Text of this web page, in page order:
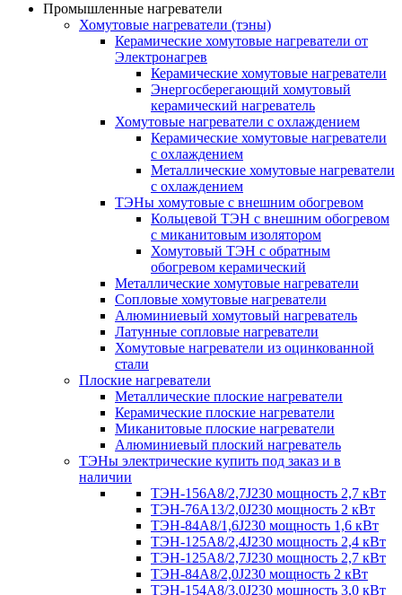
Промышленные нагреватели
Хомутовые нагреватели (тэны)
Керамические хомутовые нагреватели от
Электронагрев
Керамические хомутовые нагреватели
Энергосберегающий хомутовый
керамический нагреватель
Хомутовые нагреватели с охлаждением
Керамические хомутовые нагреватели
с охлаждением
Металлические хомутовые нагреватели
с охлаждением
ТЭНы хомутовые с внешним обогревом
Кольцевой ТЭН с внешним обогревом
с миканитовым изолятором
Хомутовый ТЭН с обратным
обогревом керамический
Металлические хомутовые нагреватели
Сопловые хомутовые нагреватели
Алюминиевый хомутовый нагреватель
Латунные сопловые нагреватели
Хомутовые нагреватели из оцинкованной
стали
Плоские нагреватели
Металлические плоские нагреватели
Керамические плоские нагреватели
Миканитовые плоские нагреватели
Алюминиевый плоский нагреватель
ТЭНы электрические купить под заказ и в
наличии
ТЭН-156А8/2,7J230 мощность 2,7 кВт
ТЭН-76А13/2,0J230 мощность 2 кВт
ТЭН-84А8/1,6J230 мощность 1,6 кВт
ТЭН-125А8/2,4J230 мощность 2,4 кВт
ТЭН-125А8/2,7J230 мощность 2,7 кВт
ТЭН-84А8/2,0J230 мощность 2 кВт
ТЭН-154А8/3,0J230 мощность 3,0 кВт